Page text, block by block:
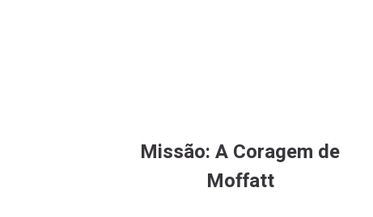
Missão: A Coragem de
Moffatt